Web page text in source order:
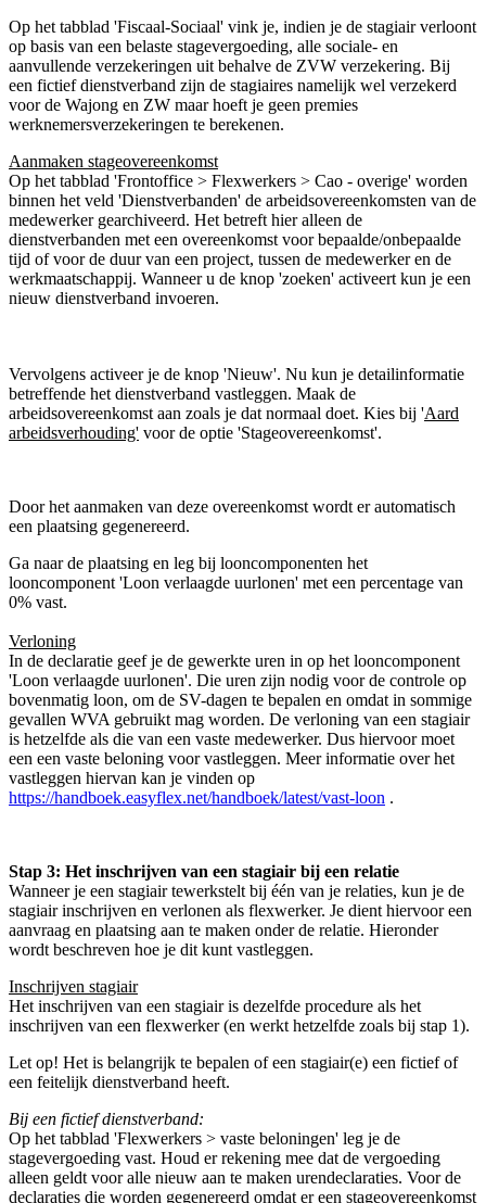
Op het tabblad 'Fiscaal-Sociaal' vink je, indien je de stagiair verloont
op basis van een belaste stagevergoeding, alle sociale- en
aanvullende verzekeringen uit behalve de ZVW verzekering. Bij
een fictief dienstverband zijn de stagiaires namelijk wel verzekerd
voor de Wajong en ZW maar hoeft je geen premies
werknemersverzekeringen te berekenen.
Aanmaken stageovereenkomst
Op het tabblad 'Frontoffice > Flexwerkers > Cao - overige' worden
binnen het veld 'Dienstverbanden' de arbeidsovereenkomsten van de
medewerker gearchiveerd. Het betreft hier alleen de
dienstverbanden met een overeenkomst voor bepaalde/onbepaalde
tijd of voor de duur van een project, tussen de medewerker en de
werkmaatschappij. Wanneer u de knop 'zoeken' activeert kun je een
nieuw dienstverband invoeren.
Vervolgens activeer je de knop 'Nieuw'. Nu kun je detailinformatie
betreffende het dienstverband vastleggen. Maak de
arbeidsovereenkomst aan zoals je dat normaal doet. Kies bij 'Aard
arbeidsverhouding' voor de optie 'Stageovereenkomst'.
Door het aanmaken van deze overeenkomst wordt er automatisch
een plaatsing gegenereerd.
Ga naar de plaatsing en leg bij looncomponenten het
looncomponent 'Loon verlaagde uurlonen' met een percentage van
0% vast.
Verloning
In de declaratie geef je de gewerkte uren in op het looncomponent
'Loon verlaagde uurlonen'. Die uren zijn nodig voor de controle op
bovenmatig loon, om de SV-dagen te bepalen en omdat in sommige
gevallen WVA gebruikt mag worden. De verloning van een stagiair
is hetzelfde als die van een vaste medewerker. Dus hiervoor moet
een een vaste beloning voor vastleggen. Meer informatie over het
vastleggen hiervan kan je vinden op
https://handboek.easyflex.net/handboek/latest/vast-loon .
Stap 3: Het inschrijven van een stagiair bij een relatie
Wanneer je een stagiair tewerkstelt bij één van je relaties, kun je de
stagiair inschrijven en verlonen als flexwerker. Je dient hiervoor een
aanvraag en plaatsing aan te maken onder de relatie. Hieronder
wordt beschreven hoe je dit kunt vastleggen.
Inschrijven stagiair
Het inschrijven van een stagiair is dezelfde procedure als het
inschrijven van een flexwerker (en werkt hetzelfde zoals bij stap 1).
Let op! Het is belangrijk te bepalen of een stagiair(e) een fictief of
een feitelijk dienstverband heeft.
Bij een fictief dienstverband:
Op het tabblad 'Flexwerkers > vaste beloningen' leg je de
stagevergoeding vast. Houd er rekening mee dat de vergoeding
alleen geldt voor alle nieuw aan te maken urendeclaraties. Voor de
declaraties die worden gegenereerd omdat er een stageovereenkomst